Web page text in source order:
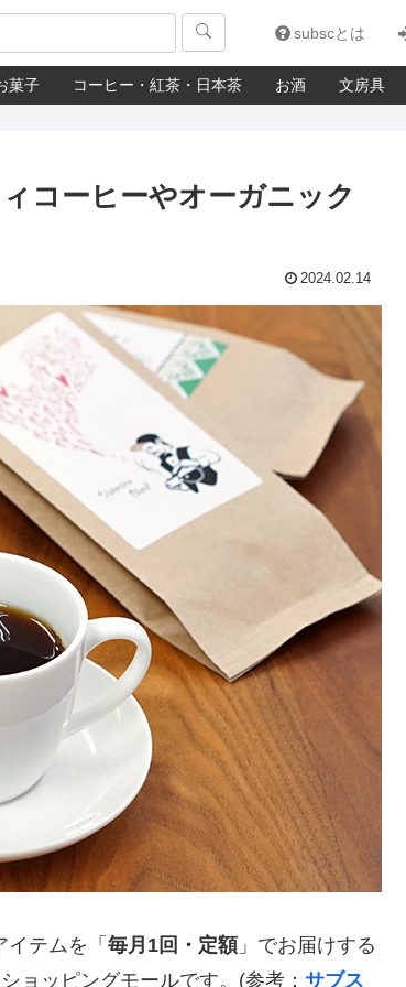
subscとは
菓子 コーヒー・紅茶・日本茶 お酒 文房具
コーヒーやオーガニック
2024.02.14
テムを「 毎月1回・定額 」でお届けする
ョッピングモールです。(参考： サブス